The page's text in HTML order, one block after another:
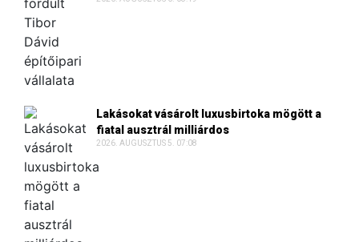
Lakásokat vásárolt luxusbirtoka mögött a
fiatal ausztrál milliárdos
2026. AUGUSZTUS 5. 07:08